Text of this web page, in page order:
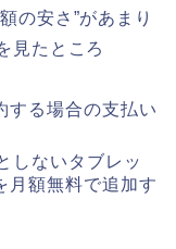
の安さ”があまり
見たところ
する場合の支払い
しないタブレッ
月額無料で追加す